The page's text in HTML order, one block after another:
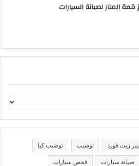
قمة المنار لصيانة السيارات
زيت فورد توضيب توضيب كيا
صيانة سيارات فحص سيارات